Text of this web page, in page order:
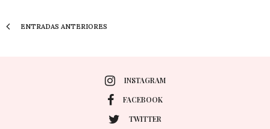
ENTRADAS ANTERIORES
INSTAGRAM
FACEBOOK
TWITTER